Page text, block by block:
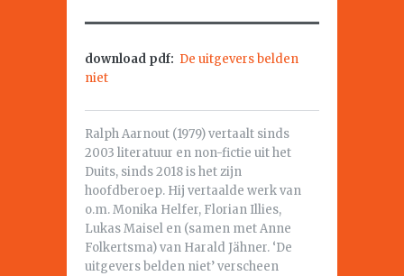
download pdf: De uitgevers belden
niet
Ralph Aarnout (1979) vertaalt sinds
2003 literatuur en non-fictie uit het
Duits, sinds 2018 is het zijn
hoofdberoep. Hij vertaalde werk van
o.m. Monika Helfer, Florian Illies,
Lukas Maisel en (samen met Anne
Folkertsma) van Harald Jähner. ‘De
uitgevers belden niet’ verscheen